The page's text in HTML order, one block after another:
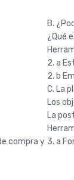
compra y
B.
¿Qué
2. a
2. b
C. La
Los
La
3. a